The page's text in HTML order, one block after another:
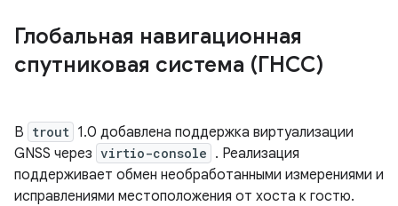
Глобальная навигационная
спутниковая система (ГНСС)
В trout 1.0 добавлена ​​поддержка виртуализации
GNSS через virtio-console . Реализация
поддерживает обмен необработанными измерениями и
исправлениями местоположения от хоста к гостю.